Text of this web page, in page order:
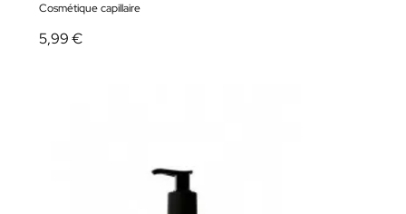
Cosmétique capillaire
5,99 €